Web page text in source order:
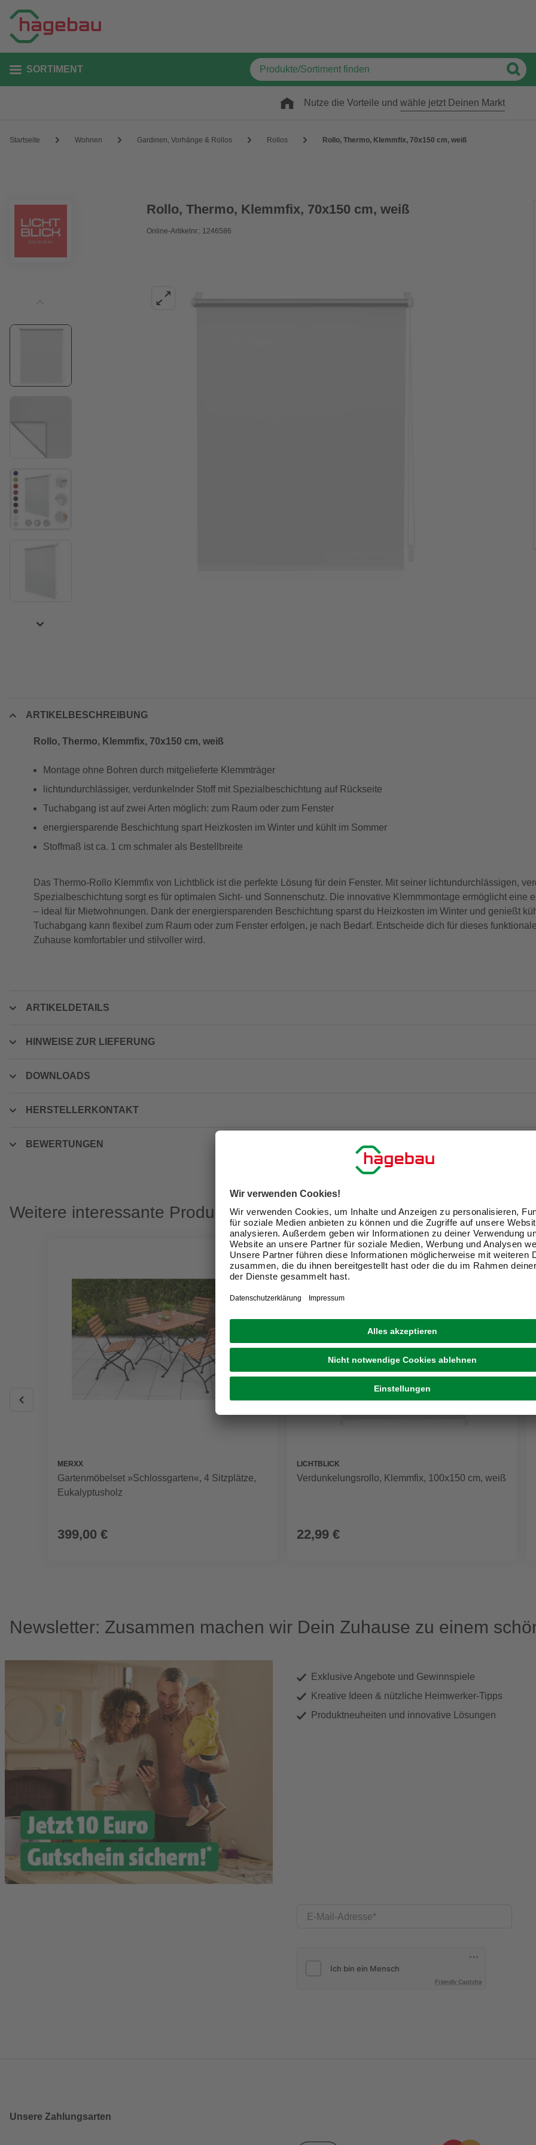
SORTIMENT
Nutze die Vorteile und wähle jetzt Deinen Markt
Startseite Wohnen Gardinen, Vorhänge & Rollos Rollos Rollo, ‎Thermo, ‎‎Klemmfix, 70x150 cm‎‎‎, weiß
Rollo, ‎Thermo, ‎‎Klemmfix, 70x150 cm‎‎‎, weiß
Online-Artikelnr.: 1246586
ARTIKELBESCHREIBUNG
Rollo, ‎Thermo, ‎‎Klemmfix, 70x150 cm‎‎‎, weiß
Montage ohne Bohren durch mitgelieferte Klemmträger
lichtundurchlässiger, verdunkelnder Stoff mit Spezialbeschichtung auf Rückseite
Tuchabgang ist auf zwei Arten möglich: zum Raum oder zum Fenster
energiersparende Beschichtung spart Heizkosten im Winter und kühlt im Sommer
Stoffmaß ist ca. 1 cm schmaler als Bestellbreite
Das Thermo-Rollo Klemmfix von Lichtblick ist die perfekte Lösung für dein Fenster. Mit seiner lichtundurchlässigen,
Spezialbeschichtung sorgt es für optimalen Sicht- und Sonnenschutz. Die innovative Klemmmontage ermöglicht eine
– ideal für Mietwohnungen. Dank der energiersparenden Beschichtung sparst du Heizkosten im Winter und genießt
Tuchabgang kann flexibel zum Raum oder zum Fenster erfolgen, je nach Bedarf. Entscheide dich für dieses
Zuhause komfortabler und stilvoller wird.
ARTIKELDETAILS
HINWEISE ZUR LIEFERUNG
DOWNLOADS
HERSTELLERKONTAKT
BEWERTUNGEN
Weitere interessante Produkte
MERXX
Gartenmöbelset »Schlossgarten«, 4 Sitzplätze,
Eukalyptusholz
399,00 €
LICHTBLICK
Verdunkelungsrollo, ‎‎Klemmfix, 100x150 cm‎‎, weiß
22,99 €
Newsletter: Zusammen machen wir Dein Zuhause zu einem
Exklusive Angebote und Gewinnspiele
Kreative Ideen & nützliche Heimwerker-Tipps
Produktneuheiten und innovative Lösungen
E-Mail-Adresse
Friendly Captcha
Unsere Zahlungsarten